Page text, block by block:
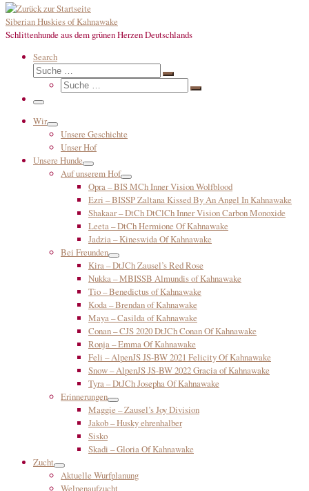
Siberian Huskies of Kahnawake
Schlittenhunde aus dem grünen Herzen Deutschlands
Search
Suche
Suche
Suche
Suche
Menü
Wir
Unsere Geschichte
Unser Hof
Unsere Hunde
Auf unserem Hof
Opra – BIS MCh Inner Vision Wolfblood
Ezri – BISSP Zaltana Kissed By An Angel In Kahnawake
Shakaar – DtCh DtClCh Inner Vision Carbon Monoxide
Leeta – DtCh Hermione Of Kahnawake
Jadzia – Kineswida Of Kahnawake
Bei Freunden
Kira – DtJCh Zausel’s Red Rose
Nukka – MBISSB Almundis of Kahnawake
Tio – Benedictus of Kahnawake
Koda – Brendan of Kahnawake
Maya – Casilda of Kahnawake
Conan – CJS 2020 DtJCh Conan Of Kahnawake
Ronja – Emma Of Kahnawake
Feli – AlpenJS JS-BW 2021 Felicity Of Kahnawake
Snow – AlpenJS JS-BW 2022 Gracia of Kahnawake
Tyra – DtJCh Josepha Of Kahnawake
Erinnerungen
Maggie – Zausel’s Joy Division
Jakob – Husky ehrenhalber
Sisko
Skadi – Gloria Of Kahnawake
Zucht
Aktuelle Wurfplanung
Welpenaufzucht